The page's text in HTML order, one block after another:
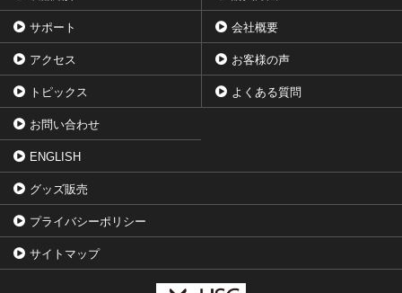
サポート 会社概要
アクセス お客様の声
トピックス よくある質問
お問い合わせ
ENGLISH
グッズ販売
プライバシーポリシー
サイトマップ